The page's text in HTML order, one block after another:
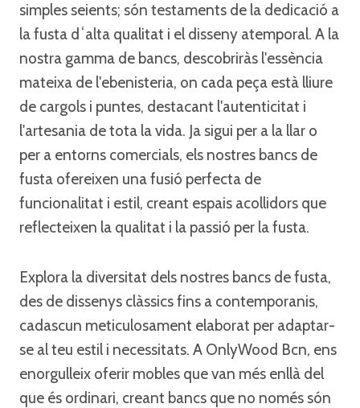
simples seients; són testaments de la dedicació a
la fusta dʻalta qualitat i el disseny atemporal. A la
nostra gamma de bancs, descobriràs l'essència
mateixa de l'ebenisteria, on cada peça està lliure
de cargols i puntes, destacant l'autenticitat i
l'artesania de tota la vida. Ja sigui per a la llar o
per a entorns comercials, els nostres bancs de
fusta ofereixen una fusió perfecta de
funcionalitat i estil, creant espais acollidors que
reflecteixen la qualitat i la passió per la fusta.
Explora la diversitat dels nostres bancs de fusta,
des de dissenys clàssics fins a contemporanis,
cadascun meticulosament elaborat per adaptar-
se al teu estil i necessitats. A OnlyWood Bcn, ens
enorgulleix oferir mobles que van més enllà del
que és ordinari, creant bancs que no només són